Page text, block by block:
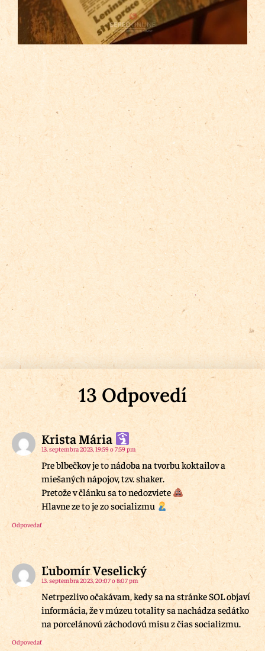
13 Odpovedí
Krista Mária
13. septembra 2023, 19:59 o 7:59 pm
Pre blbečkov je to nádoba na tvorbu koktailov a
miešaných nápojov, tzv. shaker.
Pretože v článku sa to nedozviete
Hlavne ze to je zo socializmu
Odpovedať
Ľubomír Veselický
13. septembra 2023, 20:07 o 8:07 pm
Netrpezlivo očakávam, kedy sa na stránke SOL objaví
informácia, že v múzeu totality sa nachádza sedátko
na porcelánovú záchodovú misu z čias socializmu.
Odpovedať